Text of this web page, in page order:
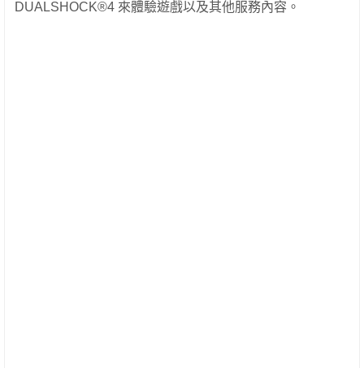
DUALSHOCK®4 來體驗遊戲以及其他服務內容 。